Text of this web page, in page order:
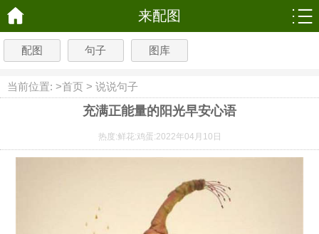
来配图
配图 句子 图库
当前位置: >首页 > 说说句子
充满正能量的阳光早安心语
热度:鲜花:鸡蛋:2022年04月10日